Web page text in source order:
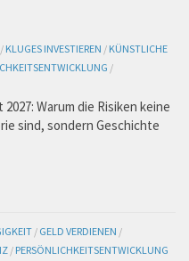
/ KLUGES INVESTIEREN / KÜNSTLICHE
/
Warum die Risiken keine
sind, sondern Geschichte
/ GELD VERDIENEN /
/ PERSÖNLICHKEITSENTWICKLUNG